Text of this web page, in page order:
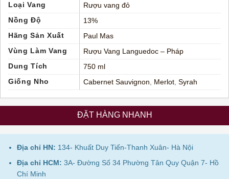
Loại Vang
Rượu vang đỏ
Nồng Độ
13%
Hãng Sản Xuất
Paul Mas
Vùng Làm Vang
Rượu Vang Languedoc – Pháp
Dung Tích
750 ml
Giống Nho
Cabernet Sauvignon Merlot, Syrah
ĐẶT HÀNG NHANH
Địa chỉ HN: 134- Khuất Duy Tiến-Thanh Xuân- Hà Nội
Địa chỉ HCM: 3A- Đường Số 34 Phường Tân Quy Quận 7- Hồ
Chí Minh